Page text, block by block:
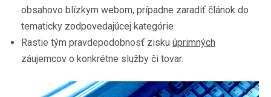
obsahovo blízkym webom, prípadne zaradiť článok do
tematicky zodpovedajúcej kategórie
Rastie tým pravdepodobnosť zisku úprimných
záujemcov o konkrétne služby či tovar.